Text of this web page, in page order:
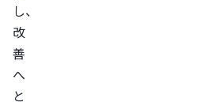
し、
改
善
へ
と